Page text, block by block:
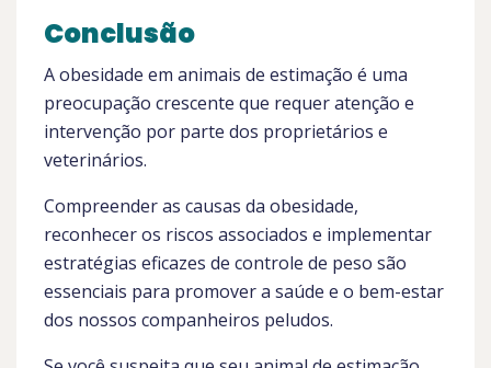
Conclusão
A obesidade em animais de estimação é uma
preocupação crescente que requer atenção e
intervenção por parte dos proprietários e
veterinários.
Compreender as causas da obesidade,
reconhecer os riscos associados e implementar
estratégias eficazes de controle de peso são
essenciais para promover a saúde e o bem-estar
dos nossos companheiros peludos.